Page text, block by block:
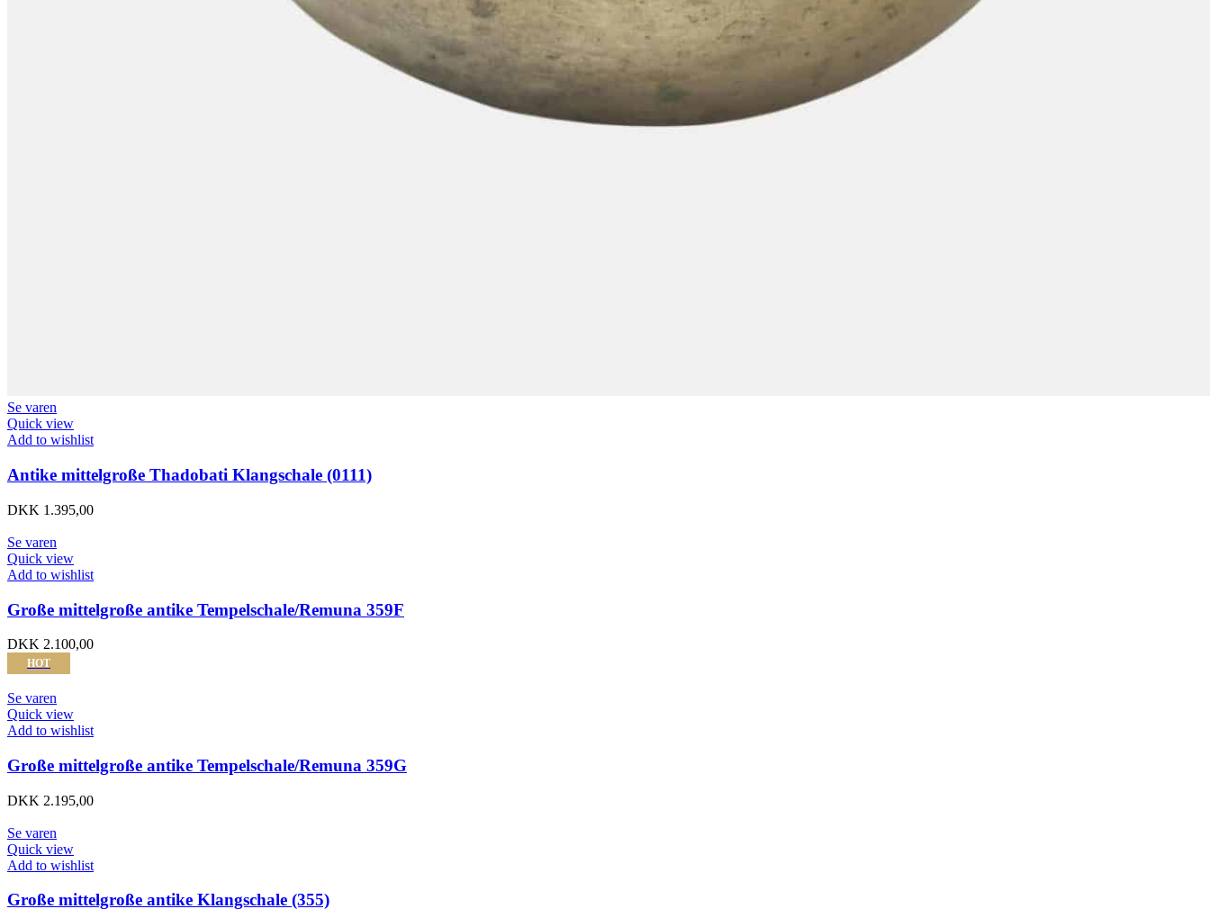
Se varen
Quick view
Add to wishlist
Antike mittelgroße Thadobati Klangschale (0111)
DKK 1.395,00
Se varen
Quick view
Add to wishlist
Große mittelgroße antike Tempelschale/Remuna 359F
DKK 2.100,00
HOT
Se varen
Quick view
Add to wishlist
Große mittelgroße antike Tempelschale/Remuna 359G
DKK 2.195,00
Se varen
Quick view
Add to wishlist
Große mittelgroße antike Klangschale (355)